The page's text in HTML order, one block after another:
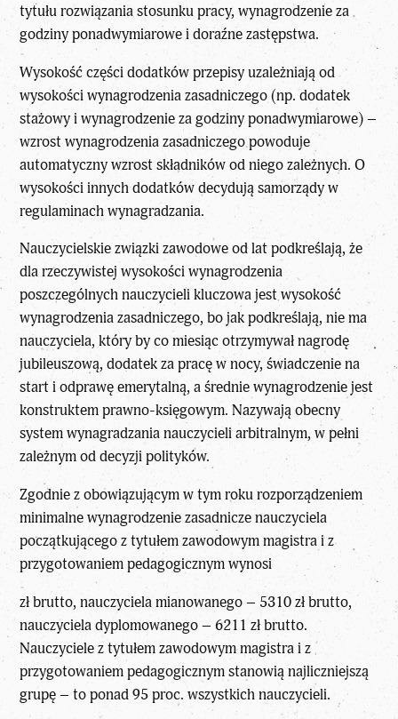
tytułu rozwiązania stosunku pracy, wynagrodzenie za
godziny ponadwymiarowe i doraźne zastępstwa.
Wysokość części dodatków przepisy uzależniają od
wysokości wynagrodzenia zasadniczego (np. dodatek
stażowy i wynagrodzenie za godziny ponadwymiarowe) –
wzrost wynagrodzenia zasadniczego powoduje
automatyczny wzrost składników od niego zależnych. O
wysokości innych dodatków decydują samorządy w
regulaminach wynagradzania.
Nauczycielskie związki zawodowe od lat podkreślają, że
dla rzeczywistej wysokości wynagrodzenia
poszczególnych nauczycieli kluczowa jest wysokość
wynagrodzenia zasadniczego, bo jak podkreślają, nie ma
nauczyciela, który by co miesiąc otrzymywał nagrodę
jubileuszową, dodatek za pracę w nocy, świadczenie na
start i odprawę emerytalną, a średnie wynagrodzenie jest
konstruktem prawno-księgowym. Nazywają obecny
system wynagradzania nauczycieli arbitralnym, w pełni
zależnym od decyzji polityków.
Zgodnie z obowiązującym w tym roku rozporządzeniem
minimalne wynagrodzenie zasadnicze nauczyciela
początkującego z tytułem zawodowym magistra i z
przygotowaniem pedagogicznym wynosi
zł brutto, nauczyciela mianowanego – 5310 zł brutto,
nauczyciela dyplomowanego – 6211 zł brutto.
Nauczyciele z tytułem zawodowym magistra i z
przygotowaniem pedagogicznym stanowią najliczniejszą
grupę – to ponad 95 proc. wszystkich nauczycieli.